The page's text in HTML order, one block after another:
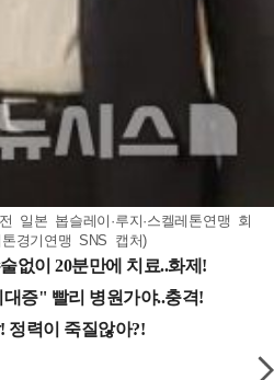
일본 봅슬레이·루지·스켈레톤연맹 회
경기연맹 SNS 캡처)